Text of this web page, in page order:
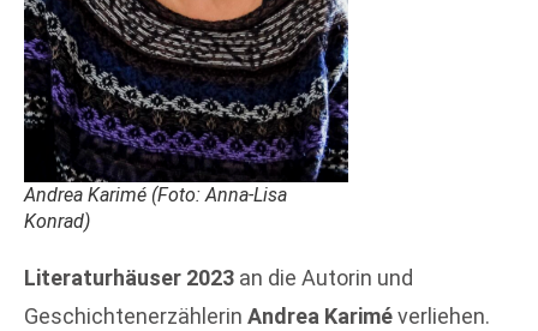
Andrea Karimé (Foto: Anna-Lisa
Konrad)
Literaturhäuser 2023 an die Autorin und
Geschichtenerzählerin Andrea Kariméverliehen.